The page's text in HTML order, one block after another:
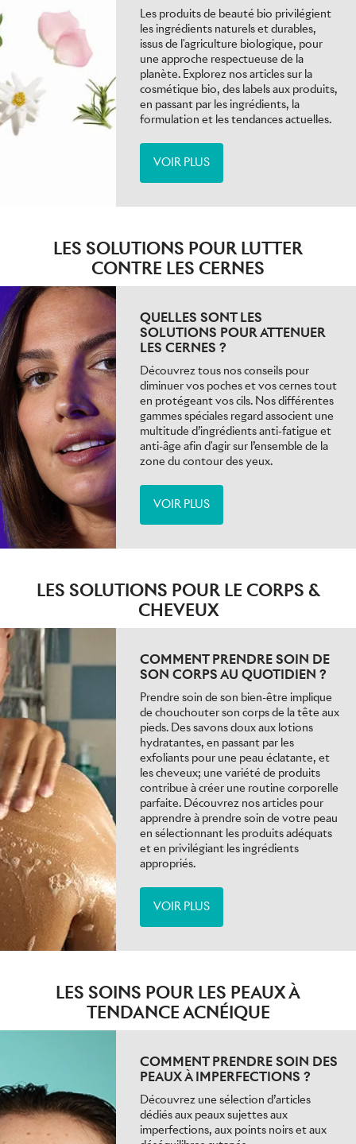
Les produits de beauté bio privilégient
les ingrédients naturels et durables,
issus de l'agriculture biologique, pour
une approche respectueuse de la
planète. Explorez nos articles sur la
cosmétique bio, des labels aux produits,
en passant par les ingrédients, la
formulation et les tendances actuelles.
VOIR PLUS
LES SOLUTIONS POUR LUTTER
CONTRE LES CERNES
QUELLES SONT LES
SOLUTIONS POUR ATTENUER
LES CERNES ?
Découvrez tous nos conseils pour
diminuer vos poches et vos cernes tout
en protégeant vos cils. Nos différentes
gammes spéciales regard associent une
multitude d’ingrédients anti-fatigue et
anti-âge afin d'agir sur l’ensemble de la
zone du contour des yeux.
VOIR PLUS
LES SOLUTIONS POUR LE CORPS &
CHEVEUX
COMMENT PRENDRE SOIN DE
SON CORPS AU QUOTIDIEN ?
Prendre soin de son bien-être implique
de chouchouter son corps de la tête aux
pieds. Des savons doux aux lotions
hydratantes, en passant par les
exfoliants pour une peau éclatante, et
les cheveux; une variété de produits
contribue à créer une routine corporelle
parfaite. Découvrez nos articles pour
apprendre à prendre soin de votre peau
en sélectionnant les produits adéquats
et en privilégiant les ingrédients
appropriés.
VOIR PLUS
LES SOINS POUR LES PEAUX À
TENDANCE ACNÉIQUE
COMMENT PRENDRE SOIN DES
PEAUX À IMPERFECTIONS ?
Découvrez une sélection d’articles
dédiés aux peaux sujettes aux
imperfections, aux points noirs et aux